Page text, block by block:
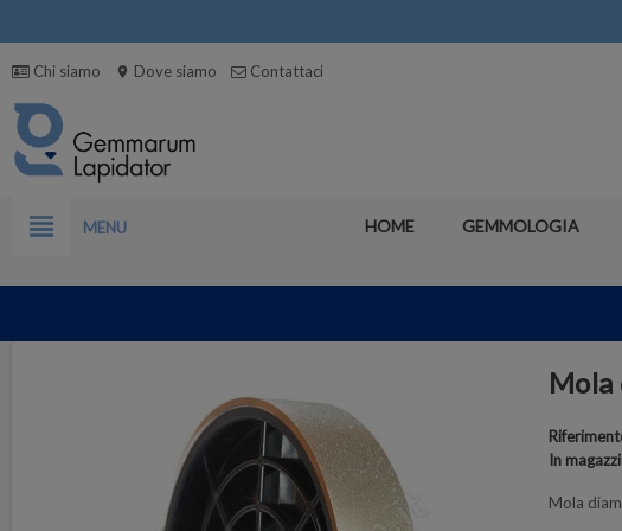
Chi siamo location_on Dove siamo Contattaci
view_headline MENU HOME GEMMOLOGIA
In
Mola